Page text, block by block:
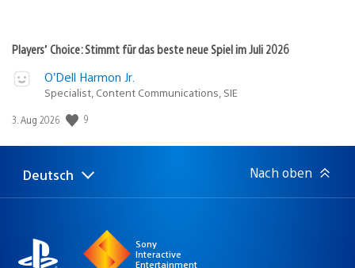
Players’ Choice: Stimmt für das beste neue Spiel im Juli 2026
O’Dell Harmon Jr.
Specialist, Content Communications, SIE
Veröffentlichungsdatum:
3. Aug 2026 9
Select
a
Aktuelle
Region:
Deutsch Nach oben
Sony
Interactive
Entertainment